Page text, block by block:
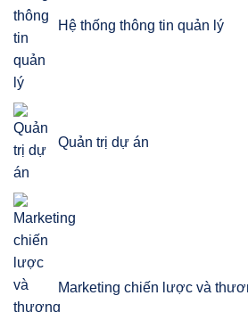
Hệ thống thông tin quản lý
Quản trị dự án
Marketing chiến lược và